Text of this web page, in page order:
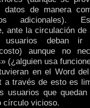
datos de manera
adicionales).
ante la circulación
usuarios deban ir
aunque no
(¿alguien usa
en el Word
a través de esto es
usuarios que
círculo vicioso.